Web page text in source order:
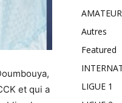
et qui a
Autres
Featured
LIGUE 1